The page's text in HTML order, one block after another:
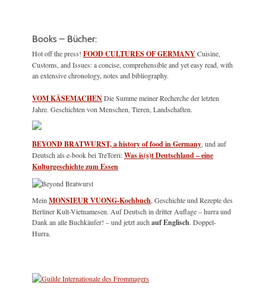
Books – Bücher:
Hot off the press! FOOD CULTURES OF GERMANYCuisine,
Customs, and Issues: a concise, comprehensible and yet easy read, with
an extensive chronology, notes and bibliography.
VOM KÄSEMACHENDie Summe meiner Recherche der letzten
Jahre. Geschichten von Menschen, Tieren, Landschaften.
BEYOND BRATWURST, a history of food in Germany, und auf
Deutsch als e-book bei TreTorri:Was is(s)t Deutschland – eine
Kulturgeschichte zum Essen
MeinMONSIEUR VUONG-Kochbuch, Geschichte und Rezepte des
Berliner Kult-Vietnamesen. Auf Deutsch in dritter Auflage – hurra und
Dank an alle Buchkäufer! – und jetzt auchauf Englisch. Doppel-
Hurra.